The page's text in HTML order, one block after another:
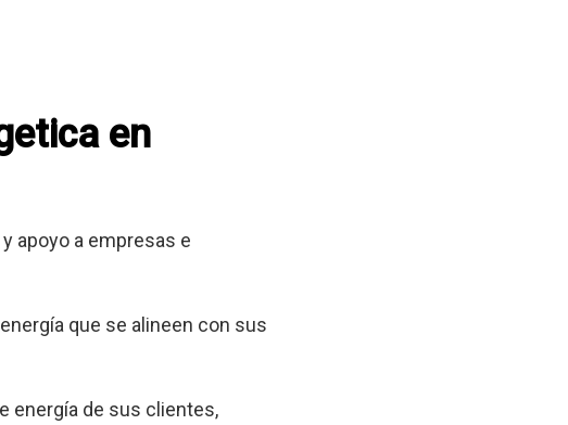
en
apoyo a empresas e
que se alineen con sus
energía de sus clientes,